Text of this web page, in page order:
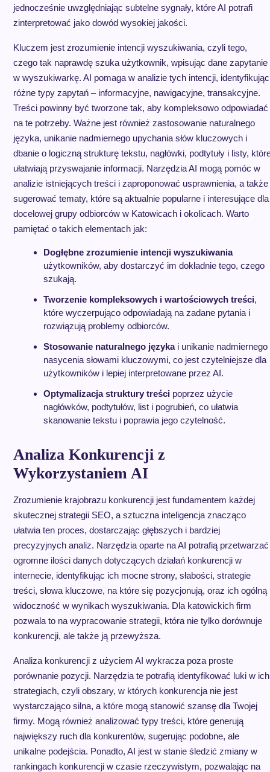
jednocześnie uwzględniając subtelne sygnały, które AI potrafi
zinterpretować jako dowód wysokiej jakości.
Kluczem jest zrozumienie intencji wyszukiwania, czyli tego,
czego tak naprawdę szuka użytkownik, wpisując dane zapytanie
w wyszukiwarkę. AI pomaga w analizie tych intencji, identyfikując
różne typy zapytań – informacyjne, nawigacyjne, transakcyjne.
Treści powinny być tworzone tak, aby kompleksowo odpowiadać
na te potrzeby. Ważne jest również zastosowanie naturalnego
języka, unikanie nadmiernego upychania słów kluczowych i
dbanie o logiczną strukturę tekstu, nagłówki, podtytuły i listy,
ułatwiają przyswajanie informacji. Narzędzia AI mogą pomóc w
analizie istniejących treści i zaproponować usprawnienia, a także
sugerować tematy, które są aktualnie popularne i interesujące dla
docelowej grupy odbiorców w Katowicach i okolicach. Warto
pamiętać o takich elementach jak:
Dogłębne zrozumienie intencji wyszukiwania
użytkowników, aby dostarczyć im dokładnie tego, czego
szukają.
Tworzenie kompleksowych i wartościowych treści,
które wyczerpująco odpowiadają na zadane pytania i
rozwiązują problemy odbiorców.
Stosowanie naturalnego językai unikanie nadmiernego
nasycenia słowami kluczowymi, co jest czytelniejsze dla
użytkowników i lepiej interpretowane przez AI.
Optymalizacja struktury treścipoprzez użycie
nagłówków, podtytułów, list i pogrubień, co ułatwia
skanowanie tekstu i poprawia jego czytelność.
Analiza Konkurencji z
Wykorzystaniem AI
Zrozumienie krajobrazu konkurencji jest fundamentem każdej
skutecznej strategii SEO, a sztuczna inteligencja znacząco
ułatwia ten proces, dostarczając głębszych i bardziej
precyzyjnych analiz. Narzędzia oparte na AI potrafią przetwarzać
ogromne ilości danych dotyczących działań konkurencji w
internecie, identyfikując ich mocne strony, słabości, strategie
treści, słowa kluczowe, na które się pozycjonują, oraz ich ogólną
widoczność w wynikach wyszukiwania. Dla katowickich firm
pozwala to na wypracowanie strategii, która nie tylko dorównuje
konkurencji, ale także ją przewyższa.
Analiza konkurencji z użyciem AI wykracza poza proste
porównanie pozycji. Narzędzia te potrafią identyfikować luki w ich
strategiach, czyli obszary, w których konkurencja nie jest
wystarczająco silna, a które mogą stanowić szansę dla Twojej
firmy. Mogą również analizować typy treści, które generują
największy ruch dla konkurentów, sugerując podobne, ale
unikalne podejścia. Ponadto, AI jest w stanie śledzić zmiany w
rankingach konkurencji w czasie rzeczywistym, pozwalając na